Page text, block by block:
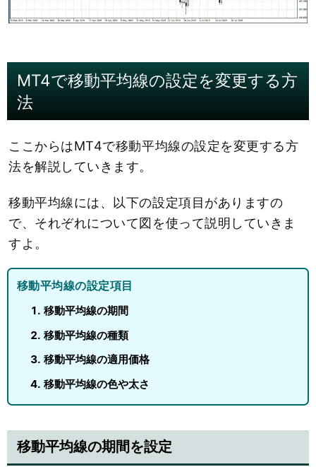
MT4で移動平均線の設定を変更する方
法
ここからはMT4で移動平均線の設定を変更する方
法を解説していきます。
移動平均線には、以下の設定項目がありますの
で、それぞれについて図を使って説明していきま
すよ。
移動平均線の設定項目
移動平均線の期間
移動平均線の種類
移動平均線の適用価格
移動平均線の色や太さ
移動平均線の期間を設定